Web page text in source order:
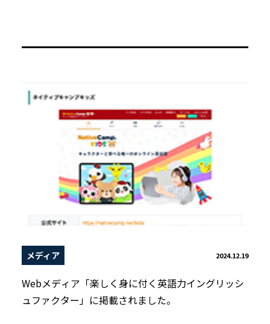
メディア 2024.12.19
Webメディア「楽しく身に付く英語力イングリッシ
ュファクター」に掲載されました。